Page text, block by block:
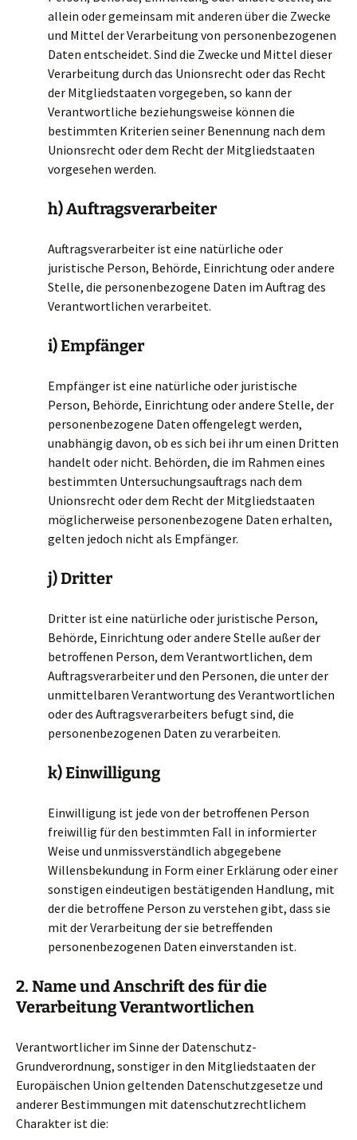
allein oder gemeinsam mit anderen über die Zwecke
und Mittel der Verarbeitung von personenbezogenen
Daten entscheidet. Sind die Zwecke und Mittel dieser
Verarbeitung durch das Unionsrecht oder das Recht
der Mitgliedstaaten vorgegeben, so kann der
Verantwortliche beziehungsweise können die
bestimmten Kriterien seiner Benennung nach dem
Unionsrecht oder dem Recht der Mitgliedstaaten
vorgesehen werden.
h) Auftragsverarbeiter
Auftragsverarbeiter ist eine natürliche oder
juristische Person, Behörde, Einrichtung oder andere
Stelle, die personenbezogene Daten im Auftrag des
Verantwortlichen verarbeitet.
i) Empfänger
Empfänger ist eine natürliche oder juristische
Person, Behörde, Einrichtung oder andere Stelle, der
personenbezogene Daten offengelegt werden,
unabhängig davon, ob es sich bei ihr um einen Dritten
handelt oder nicht. Behörden, die im Rahmen eines
bestimmten Untersuchungsauftrags nach dem
Unionsrecht oder dem Recht der Mitgliedstaaten
möglicherweise personenbezogene Daten erhalten,
gelten jedoch nicht als Empfänger.
j) Dritter
Dritter ist eine natürliche oder juristische Person,
Behörde, Einrichtung oder andere Stelle außer der
betroffenen Person, dem Verantwortlichen, dem
Auftragsverarbeiter und den Personen, die unter der
unmittelbaren Verantwortung des Verantwortlichen
oder des Auftragsverarbeiters befugt sind, die
personenbezogenen Daten zu verarbeiten.
k) Einwilligung
Einwilligung ist jede von der betroffenen Person
freiwillig für den bestimmten Fall in informierter
Weise und unmissverständlich abgegebene
Willensbekundung in Form einer Erklärung oder einer
sonstigen eindeutigen bestätigenden Handlung, mit
der die betroffene Person zu verstehen gibt, dass sie
mit der Verarbeitung der sie betreffenden
personenbezogenen Daten einverstanden ist.
2. Name und Anschrift des für die
Verarbeitung Verantwortlichen
Verantwortlicher im Sinne der Datenschutz-
Grundverordnung, sonstiger in den Mitgliedstaaten der
Europäischen Union geltenden Datenschutzgesetze und
anderer Bestimmungen mit datenschutzrechtlichem
Charakter ist die: